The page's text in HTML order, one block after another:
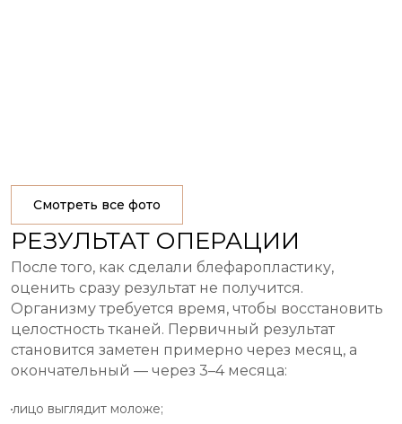
Смотреть все фото
РЕЗУЛЬТАТ ОПЕРАЦИИ
После того, как сделали блефаропластику,
оценить сразу результат не получится.
Организму требуется время, чтобы восстановить
целостность тканей. Первичный результат
становится заметен примерно через месяц, а
окончательный — через 3–4 месяца:
лицо выглядит моложе;